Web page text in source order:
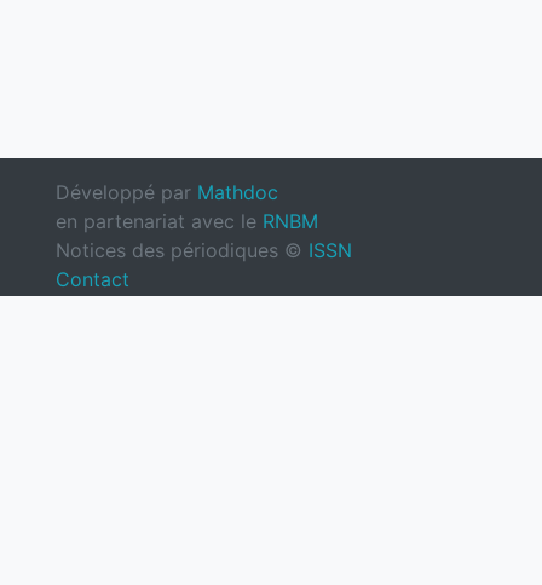
Développé par Mathdoc
en partenariat avec le RNBM
Notices des périodiques © ISSN
Contact